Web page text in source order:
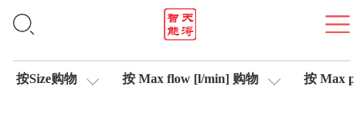
比例阀
按Size购物 按 Max flow [l/min] 购物 按 Max